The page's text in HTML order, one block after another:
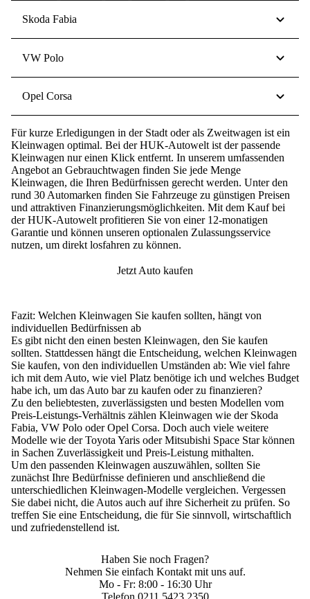
Skoda Fabia
VW Polo
Opel Corsa
Für kurze Erledigungen in der Stadt oder als Zweitwagen ist ein
Kleinwagen optimal. Bei der HUK-Autowelt ist der passende
Kleinwagen nur einen Klick entfernt. In unserem umfassenden
Angebot an Gebrauchtwagen finden Sie jede Menge
Kleinwagen, die Ihren Bedürfnissen gerecht werden. Unter den
rund 30 Automarken finden Sie Fahrzeuge zu günstigen Preisen
und attraktiven Finanzierungsmöglichkeiten. Mit dem Kauf bei
der HUK-Autowelt profitieren Sie von einer 12-monatigen
Garantie und können unseren optionalen Zulassungsservice
nutzen, um direkt losfahren zu können.
Jetzt Auto kaufen
Fazit: Welchen Kleinwagen Sie kaufen sollten, hängt von
individuellen Bedürfnissen ab
Es gibt nicht den einen besten Kleinwagen, den Sie kaufen
sollten. Stattdessen hängt die Entscheidung, welchen Kleinwagen
Sie kaufen, von den individuellen Umständen ab: Wie viel fahre
ich mit dem Auto, wie viel Platz benötige ich und welches Budget
habe ich, um das Auto bar zu kaufen oder zu finanzieren?
Zu den beliebtesten, zuverlässigsten und besten Modellen vom
Preis-Leistungs-Verhältnis zählen Kleinwagen wie der Skoda
Fabia, VW Polo oder Opel Corsa. Doch auch viele weitere
Modelle wie der Toyota Yaris oder Mitsubishi Space Star können
in Sachen Zuverlässigkeit und Preis-Leistung mithalten.
Um den passenden Kleinwagen auszuwählen, sollten Sie
zunächst Ihre Bedürfnisse definieren und anschließend die
unterschiedlichen Kleinwagen-Modelle vergleichen. Vergessen
Sie dabei nicht, die Autos auch auf ihre Sicherheit zu prüfen. So
treffen Sie eine Entscheidung, die für Sie sinnvoll, wirtschaftlich
und zufriedenstellend ist.
Haben Sie noch Fragen?
Nehmen Sie einfach Kontakt mit uns auf.
Mo - Fr: 8:00 - 16:30 Uhr